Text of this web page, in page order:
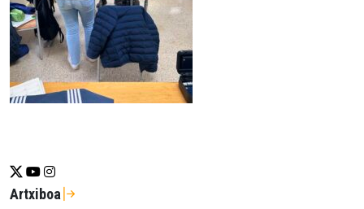
Se abrirá nueva ventana-twitter
Se abrirá nueva ventana-youtube
Se abrirá nueva ventana-instragram
Artxiboa